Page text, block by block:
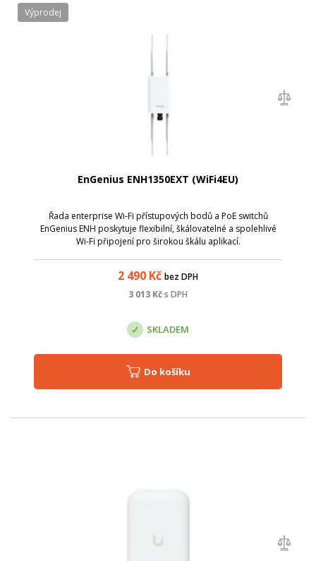
EnGenius ENH1350EXT (WiFi4EU)
Řada enterprise Wi-Fi přístupových bodů a PoE switchů
EnGenius ENH poskytuje flexibilní, škálovatelné a spolehlivé
Wi-Fi připojení pro širokou škálu aplikací.
2 490 Kč bez DPH
3 013 Kčs DPH
Výprodej
SKLADEM
Do košíku